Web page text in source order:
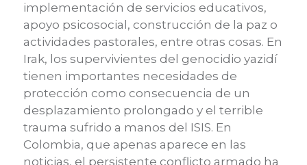
implementación de servicios educativos,
apoyo psicosocial, construcción de la paz o
actividades pastorales, entre otras cosas. En
Irak, los supervivientes del genocidio yazidí
tienen importantes necesidades de
protección como consecuencia de un
desplazamiento prolongado y el terrible
trauma sufrido a manos del ISIS. En
Colombia, que apenas aparece en las
noticias, el persistente conflicto armado ha